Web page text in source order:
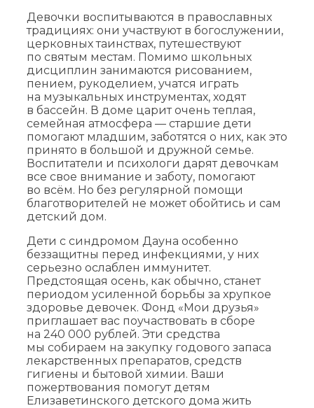
Девочки воспитываются в православных
традициях: они участвуют в богослужении,
церковных таинствах, путешествуют
по святым местам. Помимо школьных
дисциплин занимаются рисованием,
пением, рукоделием, учатся играть
на музыкальных инструментах, ходят
в бассейн. В доме царит очень теплая,
семейная атмосфера — старшие дети
помогают младшим, заботятся о них, как это
принято в большой и дружной семье.
Воспитатели и психологи дарят девочкам
все свое внимание и заботу, помогают
во всём. Но без регулярной помощи
благотворителей не может обойтись и сам
детский дом.
Дети с синдромом Дауна особенно
беззащитны перед инфекциями, у них
серьезно ослаблен иммунитет.
Предстоящая осень, как обычно, станет
периодом усиленной борьбы за хрупкое
здоровье девочек. Фонд «Мои друзья»
приглашает вас поучаствовать в сборе
на 240 000 рублей. Эти средства
мы собираем на закупку годового запаса
лекарственных препаратов, средств
гигиены и бытовой химии. Ваши
пожертвования помогут детям
Елизаветинского детского дома жить